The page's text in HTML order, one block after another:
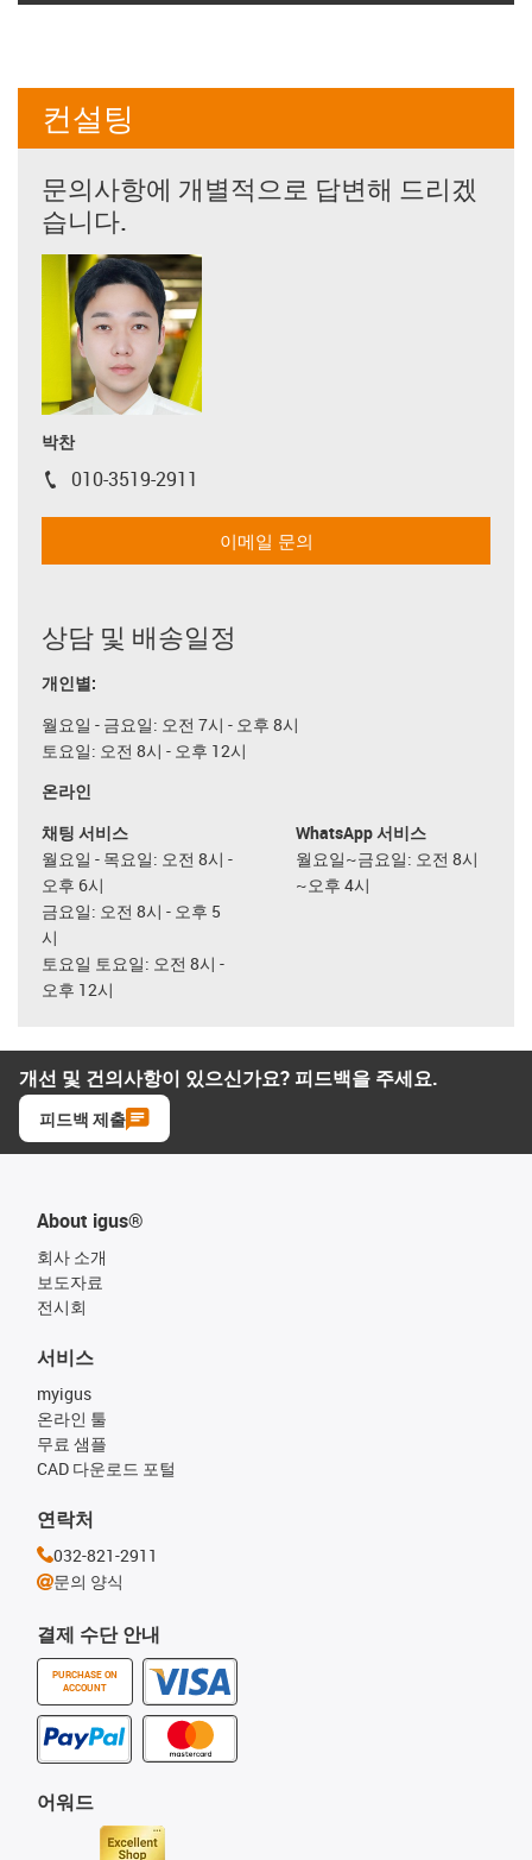
컨설팅
문의사항에 개별적으로 답변해 드리겠
습니다.
박찬
igus-icon-phone
010-3519-2911
이메일 문의
상담 및 배송일정
개인별:
월요일 - 금요일: 오전 7시 - 오후 8시
토요일: 오전 8시 - 오후 12시
온라인
채팅 서비스
월요일 - 목요일: 오전 8시 -
오후 6시
금요일: 오전 8시 - 오후 5
시
토요일 토요일: 오전 8시 -
오후 12시
WhatsApp 서비스
월요일~금요일: 오전 8시
~오후 4시
개선 및 건의사항이 있으신가요? 피드백을 주세요.
피드백 제출
About igus®
회사 소개
보도자료
전시회
결제 수단 안내
PURCHASE ON
ACCOUNT
서비스
myigus
온라인 툴
무료 샘플
CAD 다운로드 포털
어워드
연락처
032-821-2911
문의 양식